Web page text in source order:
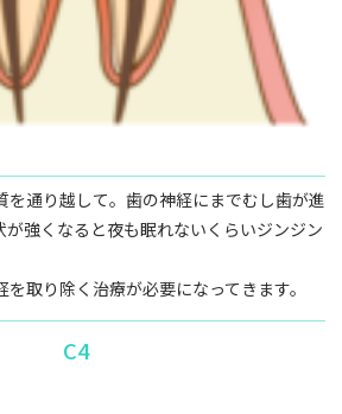
を通り越して。歯の神経にまでむし歯が進
が強くなると夜も眠れないくらいジンジン
取り除く治療が必要になってきます。
C4